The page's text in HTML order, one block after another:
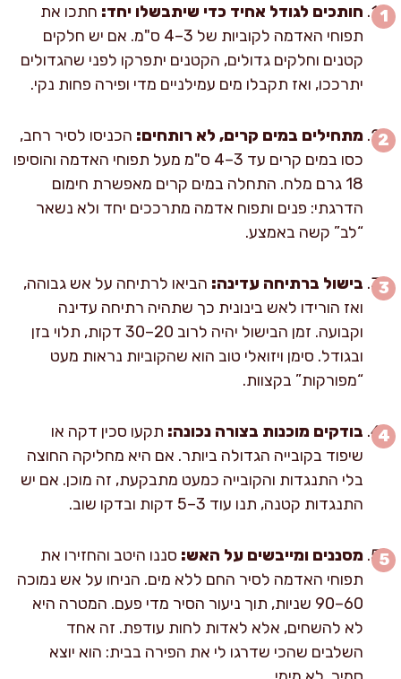
חותכים לגודל אחיד כדי שיתבשלו יחד: חתכו את
תפוחי האדמה לקוביות של 3–4 ס"מ. אם יש חלקים
קטנים וחלקים גדולים, הקטנים יתפרקו לפני שהגדולים
יתרככו, ואז תקבלו מים עמילניים מדי ופירה פחות נקי.
מתחילים במים קרים, לא רותחים: הכניסו לסיר רחב,
כסו במים קרים עד 3–4 ס"מ מעל תפוחי האדמה והוסיפו
18 גרם מלח. התחלה במים קרים מאפשרת חימום
הדרגתי: פנים ותפוח אדמה מתרככים יחד ולא נשאר
“לב” קשה באמצע.
בישול ברתיחה עדינה: הביאו לרתיחה על אש גבוהה,
ואז הורידו לאש בינונית כך שתהיה רתיחה עדינה
וקבועה. זמן הבישול יהיה לרוב 20–30 דקות, תלוי בזן
ובגודל. סימן ויזואלי טוב הוא שהקוביות נראות מעט
“מפורקות” בקצוות.
בודקים מוכנות בצורה נכונה: תקעו סכין דקה או
שיפוד בקובייה הגדולה ביותר. אם היא מחליקה החוצה
בלי התנגדות והקובייה כמעט מתבקעת, זה מוכן. אם יש
התנגדות קטנה, תנו עוד 3–5 דקות ובדקו שוב.
מסננים ומייבשים על האש: סננו היטב והחזירו את
תפוחי האדמה לסיר החם ללא מים. הניחו על אש נמוכה
60–90 שניות, תוך ניעור הסיר מדי פעם. המטרה היא
לא להשחים, אלא לאדות לחות עודפת. זה אחד
השלבים שהכי שדרגו לי את הפירה בבית: הוא יוצא